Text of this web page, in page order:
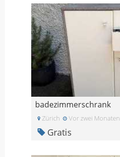
badezimmerschrank
Zürich Vor zwei Monaten
Gratis